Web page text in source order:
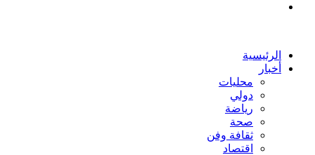
الرئيسية
أخبار
محليات
دولي
رياضة
صحة
ثقافة وفن
اقتصاد